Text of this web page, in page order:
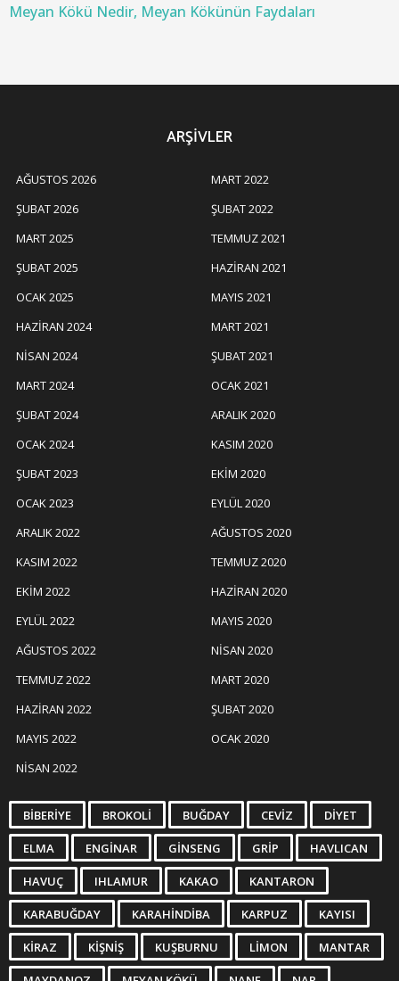
Meyan Kökü Nedir, Meyan Kökünün Faydaları
ARŞIVLER
AĞUSTOS 2026
ŞUBAT 2026
MART 2025
ŞUBAT 2025
OCAK 2025
HAZIRAN 2024
NISAN 2024
MART 2024
ŞUBAT 2024
OCAK 2024
ŞUBAT 2023
OCAK 2023
ARALIK 2022
KASIM 2022
EKIM 2022
EYLÜL 2022
AĞUSTOS 2022
TEMMUZ 2022
HAZIRAN 2022
MAYIS 2022
NISAN 2022
MART 2022
ŞUBAT 2022
TEMMUZ 2021
HAZIRAN 2021
MAYIS 2021
MART 2021
ŞUBAT 2021
OCAK 2021
ARALIK 2020
KASIM 2020
EKIM 2020
EYLÜL 2020
AĞUSTOS 2020
TEMMUZ 2020
HAZIRAN 2020
MAYIS 2020
NISAN 2020
MART 2020
ŞUBAT 2020
OCAK 2020
BIBERIYE BROKOLI BUĞDAY CEVIZ DIYET
ELMA ENGINAR GINSENG GRIP HAVLICAN
HAVUÇ IHLAMUR KAKAO KANTARON
KARABUĞDAY KARAHINDIBA KARPUZ KAYISI
KIRAZ KIŞNIŞ KUŞBURNU LIMON MANTAR